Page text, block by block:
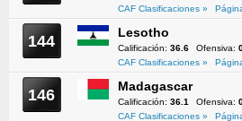
CAF Clasificaciones »
144 Lesotho
Calificación: 36.6 Ofensiva:
CAF Clasificaciones »
146 Madagascar
Calificación: 36.1 Ofensiva:
CAF Clasificaciones »